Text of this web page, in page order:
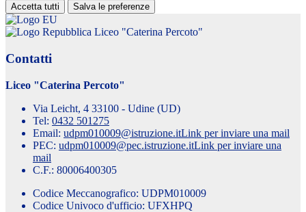
Accetta tutti Salva le preferenze
Liceo "Caterina Percoto"
Contatti
Liceo "Caterina Percoto"
Via Leicht, 4 33100 - Udine (UD)
Tel: 0432 501275
Email: udpm010009@istruzione.itLink per inviare una mail
PEC: udpm010009@pec.istruzione.itLink per inviare una
mail
C.F.: 80006400305
Codice Meccanografico: UDPM010009
Codice Univoco d'ufficio: UFXHPQ